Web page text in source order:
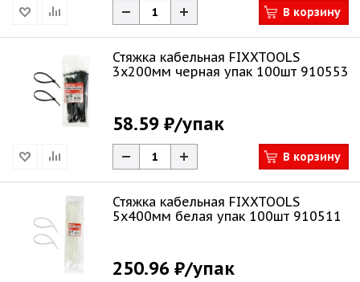
В корзину
Стяжка кабельная FIXXTOOLS
3х200мм черная упак 100шт 910553
58.59 ₽/упак
В корзину
Стяжка кабельная FIXXTOOLS
5х400мм белая упак 100шт 910511
250.96 ₽/упак